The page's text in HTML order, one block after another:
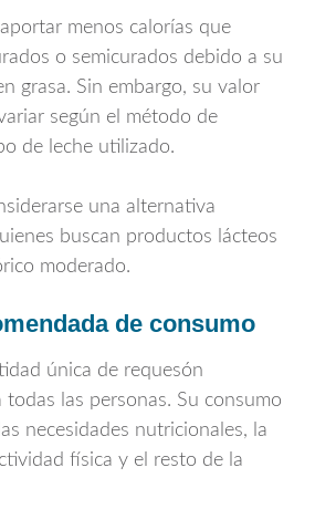
menos calorías que
o semicurados debido a su
grasa. Sin embargo, su valor
según el método de
de leche utilizado.
una alternativa
buscan productos lácteos
moderado.
de consumo
única de requesón
todas las personas. Su consumo
necesidades nutricionales, la
física y el resto de la